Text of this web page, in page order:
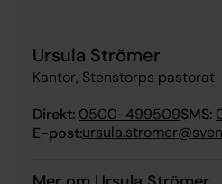
Ursula Strömer
Kantor, Stenstorps pastorat
Direkt: 0500-499509SMS:
E-post: